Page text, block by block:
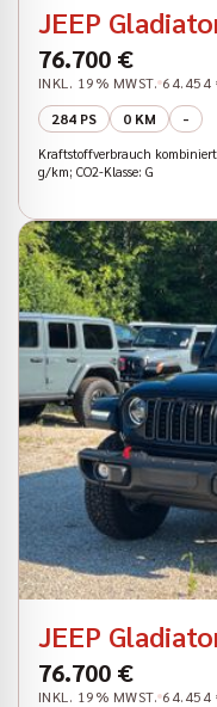
JEEP
76.700 €
INKL. 19% MWST. 64.454
284 PS
0 KM -
Kraftstoffverbrauch
g/km; CO2-Klasse: G
JEEP
76.700 €
INKL. 19% MWST. 64.454